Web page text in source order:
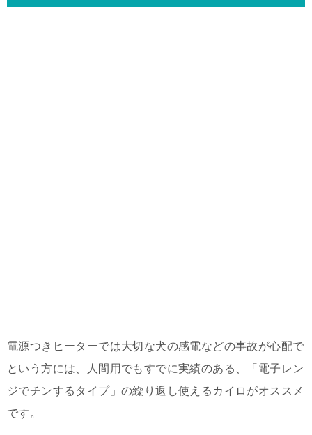
電源つきヒーターでは大切な犬の感電などの事故が心配で
という方には、人間用でもすでに実績のある、「電子レン
ジでチンするタイプ」の繰り返し使えるカイロがオススメ
です。